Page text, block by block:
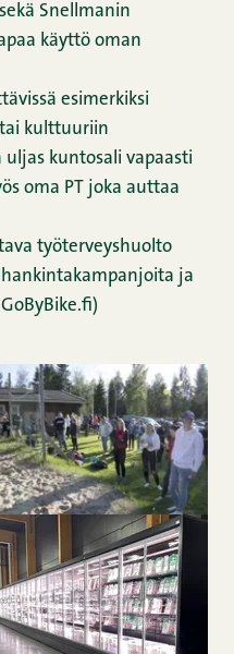
Snellmanin
käyttö oman
esimerkiksi
kulttuuriin
kuntosali vapaasti
oma PT joka auttaa
työterveyshuolto
ja